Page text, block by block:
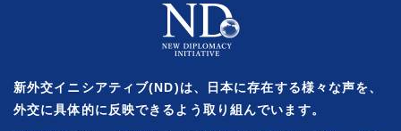
新外交イニシアティブ(ND)は、日本に存在する様々な声を、
外交に具体的に反映できるよう取り組んでいます。